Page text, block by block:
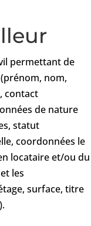
permettant de
nom,
contact
de nature
statut
coordonnées le
locataire et/ou du
les
surface, titre